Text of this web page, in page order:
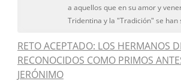
a aquellos que en su amor y
Tridentina y la "Tradición" se han
RETO ACEPTADO: LOS HERMANOS
RECONOCIDOS COMO PRIMOS
JERÓNIMO